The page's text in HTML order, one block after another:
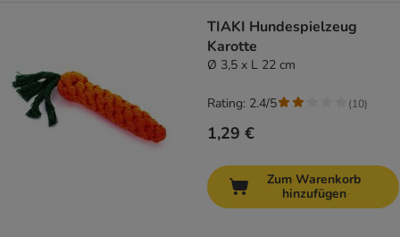
TIAKI Hundespielzeug
Karotte
Ø 3,5 x L 22 cm
1,29 €
Rating: 2.4/5 (10)
Zum Warenkorb
hinzufügen